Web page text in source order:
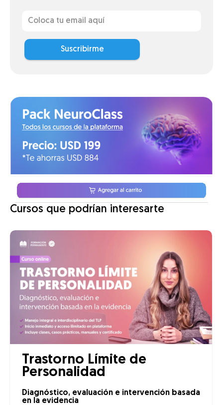
Suscribirme
Cursos que podrían interesarte
Trastorno Límite de
Personalidad
Diagnóstico, evaluación e intervención basada
en la evidencia